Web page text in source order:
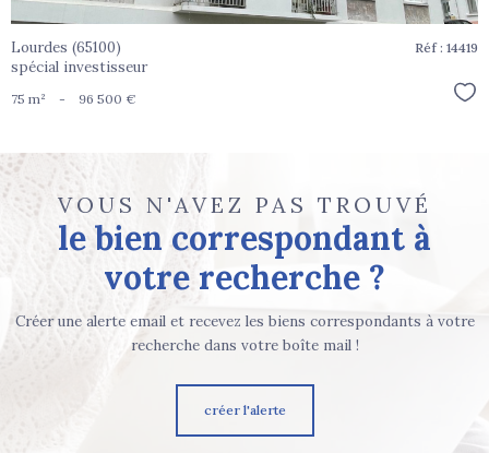
Lourdes (65100)
spécial investisseur
Réf : 14419
75 m² - 96 500 €
VOUS N'AVEZ PAS TROUVÉ
le bien correspondant à
votre recherche ?
Créer une alerte email et recevez les biens correspondants à votre
recherche dans votre boîte mail !
créer l'alerte